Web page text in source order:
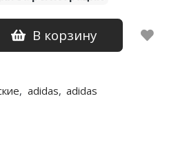
В корзину
, adidas, adidas